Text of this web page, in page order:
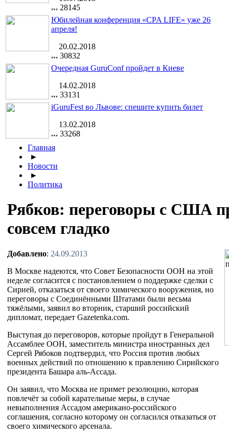
28145
Юбилейная конференция «CPA LIFE» уже 26
апреля!
20.02.2018
30832
Очередная GuruConf пройдет в Киеве
14.02.2018
33131
iGuruFest во Львове: спешите купить билет
13.02.2018
33268
Главная
►
Новости
►
Политика
Рябков: переговоры с США
совсем гладко
Добавлено: 24.09.2013
В Москве надеются, что Совет Безопасности ООН на этой
неделе согласится с постановлением о поддержке сделки с
Сирией, отказаться от своего химического вооружения, но
переговоры с Соединёнными Штатами были весьма
тяжёлыми, заявил во вторник, старший российский
дипломат, передает Gazetenka.com.
Выступая до переговоров, которые пройдут в Генеральной
Ассамблее ООН, заместитель министра иностранных дел
Сергей Рябоков подтвердил, что Россия против любых
военных действий по отношению к правлению Сирийского
президента Башара аль-Ассада.
Он заявил, что Москва не примет резолюцию, которая
повлечёт за собой карательные меры, в случае
невыполнения Ассадом американо-российского
соглашения, согласно которому он согласился отказаться от
своего химического арсенала.